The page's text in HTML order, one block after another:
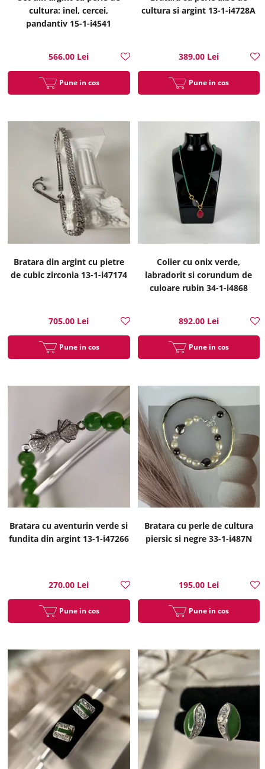
cultura: inel, cercei,
pandantiv 15-1-i4541
566.00 Lei
Pune in cos
cultura si argint 13-1-i4728A
389.00 Lei
Pune in cos
Bratara din argint cu pietre
de cubic zirconia 13-1-i47174
705.00 Lei
Pune in cos
Colier cu onix verde,
labradorit si corundum de
culoare rubin 34-1-i4868
892.00 Lei
Pune in cos
Bratara cu aventurin verde si
fundita din argint 13-1-i47266
270.00 Lei
Pune in cos
Bratara cu perle de cultura
piersic si negre 33-1-i487N
195.00 Lei
Pune in cos